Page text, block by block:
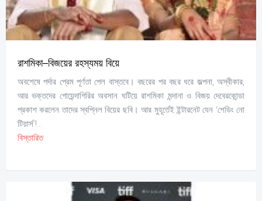
রাশমিকা–বিজয়ের রহস্যময় বিয়ে
অবশেষে পর্দার প্রেম পূর্ণতা পেল বাস্তবে। বছরের পর বছর ধরে জল্পনা, অস্বীকার,
আর ভক্তদের গোয়েন্দাগিরির অবসান ঘটিয়ে রাশমিকা মন্দানা ও বিজয় দেবেরকোন্ডা
প্রকাশ করলেন তাদের স্বপ্নিল বিয়ের ছবি। আর মুহূর্তেই ইন্টারনেট যেন ‘শেডিং নো
টিয়ার্স’!...
বিস্তারিত